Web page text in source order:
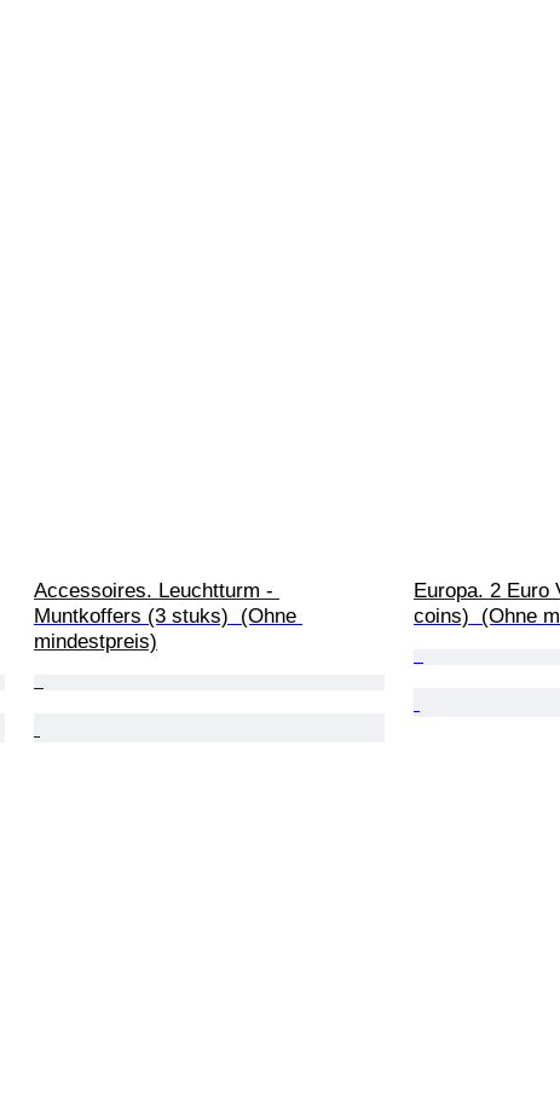
Accessoires. Leuchtturm -
Muntkoffers (3 stuks)  (Ohne
mindestpreis)
Europa. 2 Euro
coins)  (Ohne